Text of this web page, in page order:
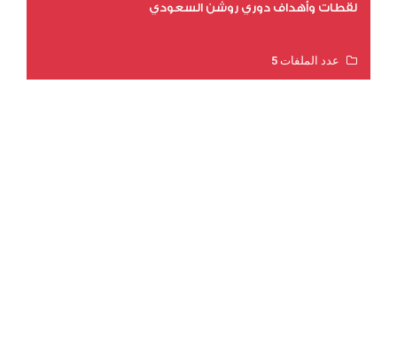
لقطات وأهداف دوري روشن السعودي
عدد الملفات 5